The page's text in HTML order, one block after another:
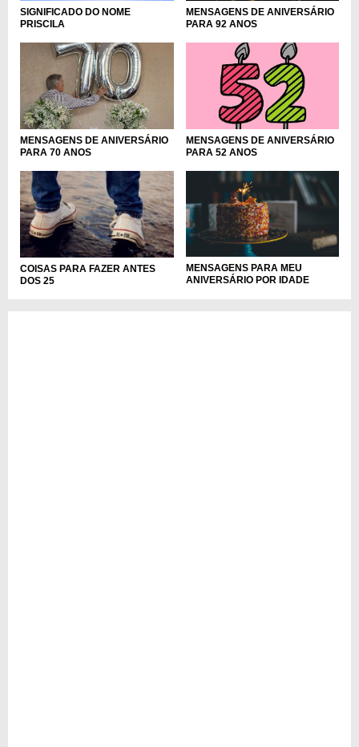
SIGNIFICADO DO NOME
PRISCILA
MENSAGENS DE ANIVERSÁRIO
PARA 92 ANOS
MENSAGENS DE ANIVERSÁRIO
PARA 70 ANOS
MENSAGENS DE ANIVERSÁRIO
PARA 52 ANOS
COISAS PARA FAZER ANTES
DOS 25
MENSAGENS PARA MEU
ANIVERSÁRIO POR IDADE